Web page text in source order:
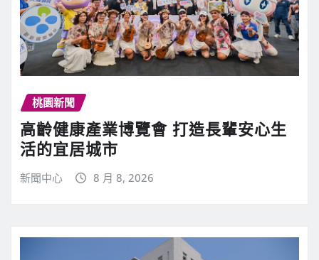
桃園新聞
高齡健康產業博覽會 打造長輩安心生
活的宜居城市
新聞中心 8 月 8, 2026